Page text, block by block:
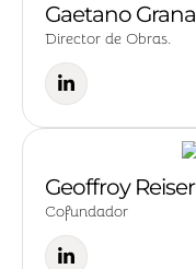
Gaetano Grana
Director de Obras.
Geoffroy Reiser
Cofundador